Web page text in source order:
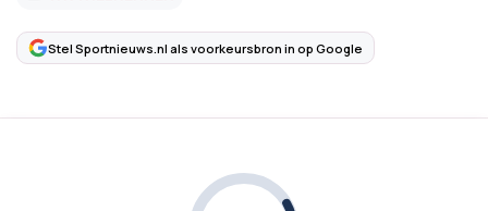
Stel Sportnieuws.nl als voorkeursbron in op Google